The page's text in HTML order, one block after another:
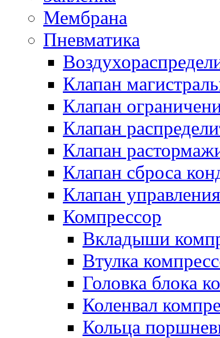
Мембрана
Пневматика
Клапан
Клапан
Клапан
Клапан
Клапан сброса
Клапан управления
Компрессор
Вкладыши
Втулка
Головка блока
Коленвал
Кольца